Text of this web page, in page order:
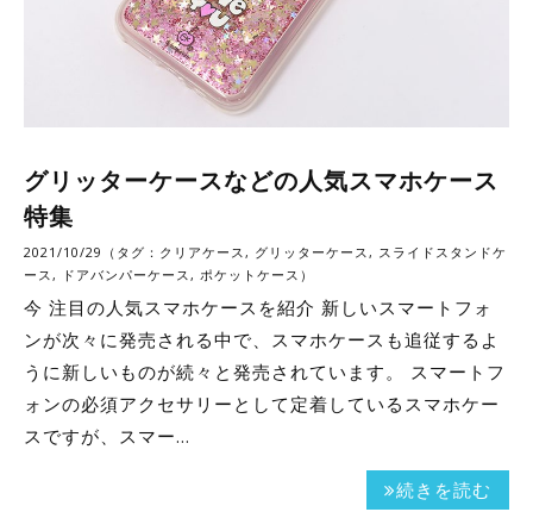
グリッターケースなどの人気スマホケース
特集
2021/10/29（タグ： クリアケース , グリッターケース , スライドスタンドケ
ース , ドアバンパーケース , ポケットケース ）
今 注目の人気スマホケースを紹介 新しいスマートフォ
ンが次々に発売される中で、スマホケースも追従するよ
うに新しいものが続々と発売されています。 スマートフ
ォンの必須アクセサリーとして定着しているスマホケー
スですが、スマー…
続きを読む